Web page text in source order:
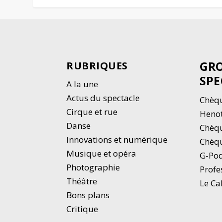
RUBRIQUES
A la une
Actus du spectacle
Cirque et rue
Danse
Innovations et numérique
Musique et opéra
Photographie
Théâtre
Bons plans
Critique
G-
Le